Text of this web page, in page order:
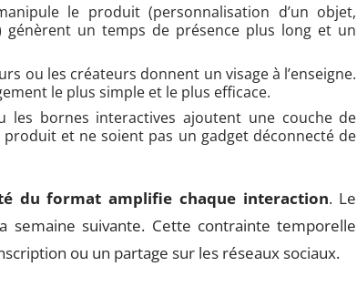
le produit (personnalisation d’un objet,
génèrent un temps de présence plus long et un
ou les créateurs donnent un visage à l’enseigne.
le plus simple et le plus efficace.
les bornes interactives ajoutent une couche de
et ne soient pas un gadget déconnecté de
du format amplifie chaque interaction. Le
semaine suivante. Cette contrainte temporelle
ou un partage sur les réseaux sociaux.